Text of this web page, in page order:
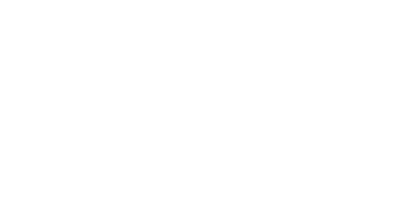
Aarhus Bucht und bietet viele interessante Ausflugsziele für Familien.